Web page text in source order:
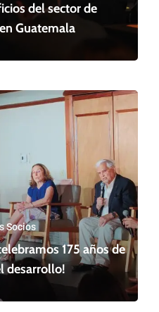
del sector de
Guatemala
Socios
175 años de
desarrollo!